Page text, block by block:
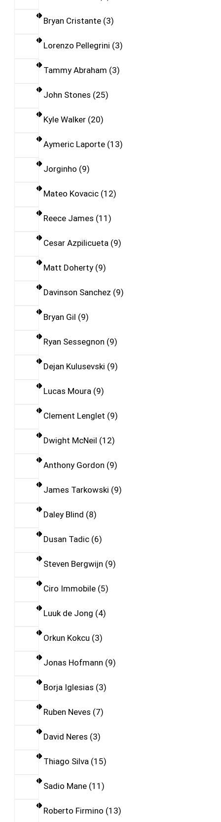
Bryan Cristante 3
Lorenzo Pellegrini 3
Tammy Abraham 3
John Stones 25
Kyle Walker 20
Aymeric Laporte 13
Jorginho 9
Mateo Kovacic 12
Reece James 11
Cesar Azpilicueta 9
Matt Doherty 9
Davinson Sanchez 9
Bryan Gil 9
Ryan Sessegnon 9
Dejan Kulusevski 9
Lucas Moura 9
Clement Lenglet 9
Dwight McNeil 12
Anthony Gordon 9
James Tarkowski 9
Daley Blind 8
Dusan Tadic 6
Steven Bergwijn 9
Ciro Immobile 5
Luuk de Jong 4
Orkun Kokcu 3
Jonas Hofmann 9
Borja Iglesias 3
Ruben Neves 7
David Neres 3
Thiago Silva 15
Sadio Mane 11
Roberto Firmino 13